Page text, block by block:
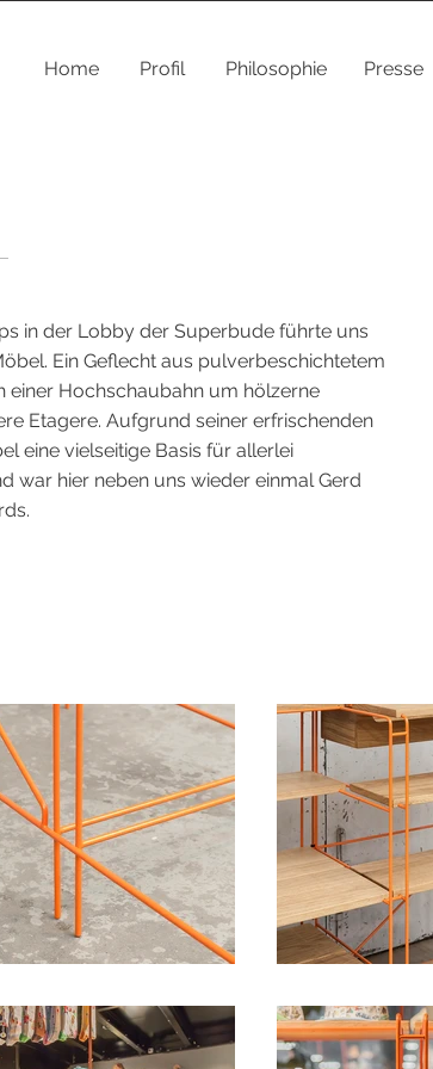
Home Profil Philosophie Presse
in der Lobby der Superbude führte uns
Ein Geflecht aus pulverbeschichtetem
einer Hochschaubahn um hölzerne
Etagere. Aufgrund seiner erfrischenden
eine vielseitige Basis für allerlei
war hier neben uns wieder einmal Gerd